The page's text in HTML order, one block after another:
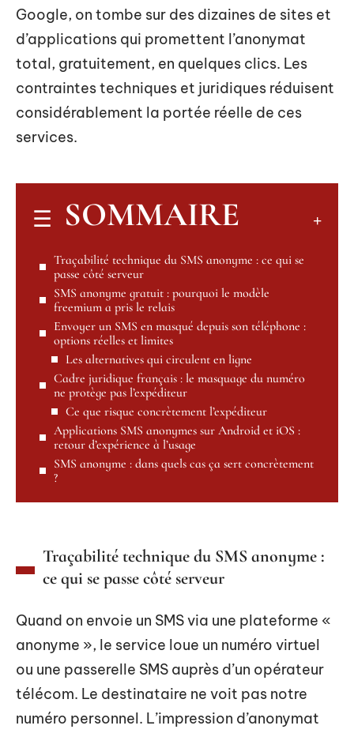
Google, on tombe sur des dizaines de sites et
d’applications qui promettent l’anonymat
total, gratuitement, en quelques clics. Les
contraintes techniques et juridiques réduisent
considérablement la portée réelle de ces
services.
SOMMAIRE
Traçabilité technique du SMS anonyme : ce qui se
passe côté serveur
SMS anonyme gratuit : pourquoi le modèle
freemium a pris le relais
Envoyer un SMS en masqué depuis son téléphone :
options réelles et limites
Les alternatives qui circulent en ligne
Cadre juridique français : le masquage du numéro
ne protège pas l’expéditeur
Ce que risque concrètement l’expéditeur
Applications SMS anonymes sur Android et iOS :
retour d’expérience à l’usage
SMS anonyme : dans quels cas ça sert concrètement
?
Traçabilité technique du SMS anonyme :
ce qui se passe côté serveur
Quand on envoie un SMS via une plateforme «
anonyme », le service loue un numéro virtuel
ou une passerelle SMS auprès d’un opérateur
télécom. Le destinataire ne voit pas notre
numéro personnel. L’impression d’anonymat